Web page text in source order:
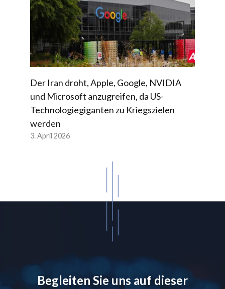
Der Iran droht, Apple, Google, NVIDIA
und Microsoft anzugreifen, da US-
Technologiegiganten zu Kriegszielen
werden
3. April 2026
Begleiten Sie uns auf dieser